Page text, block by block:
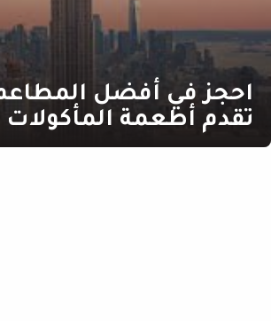
احجز في أفضل
تقدم أطعمة المأكولات